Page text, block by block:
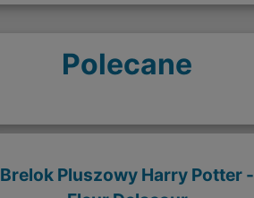
Polecane
Brelok Pluszowy Harry Potter -